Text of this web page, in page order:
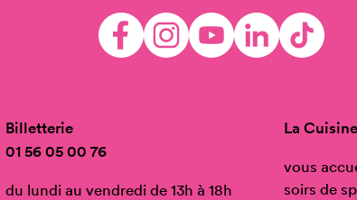
Billetterie
01 56 05 00 76
du lundi au vendredi de 13h à 18h
La Cuisine
vous
soirs de